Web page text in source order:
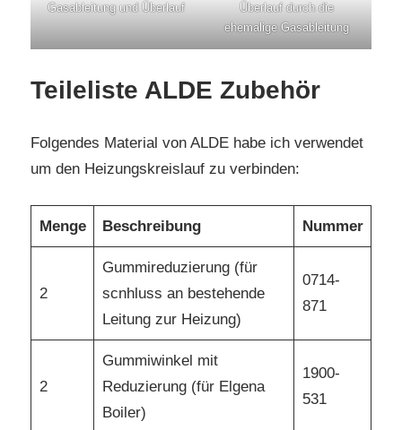
Gasableitung und Überlauf
Überlauf durch die
ehemalige Gasableitung
Teileliste ALDE Zubehör
Folgendes Material von ALDE habe ich verwendet
um den Heizungskreislauf zu verbinden:
Menge Beschreibung Nummer
2
Gummireduzierung (für
scnhluss an bestehende
Leitung zur Heizung)
0714-
871
2
Gummiwinkel mit
Reduzierung (für Elgena
Boiler)
1900-
531